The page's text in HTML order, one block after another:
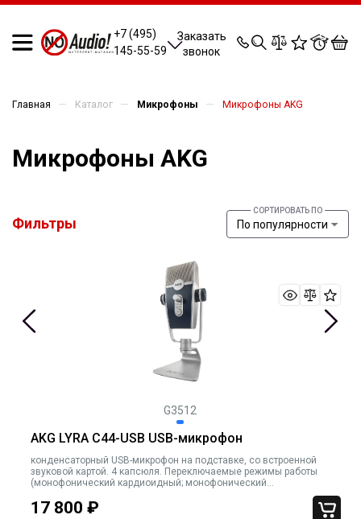
+7 (495)
145-55-59
Заказать
звонок
0 0 0 0
Главная — Каталог — Микрофоны — Микрофоны AKG
Микрофоны AKG
Фильтры По популярности
G3512
AKG LYRA C44-USB USB-микрофон
конденсаторный USB-микрофон на подставке, со встроенной
звуковой картой. 4 капсюля. Переключаемые режимы работы
(монофонический кардиоидный; монофонический
круговой;фронтальный стерео; круговой стерео). 20Гц-20кГц. 129
дБ SPL. Выход на н
17 800 ₽